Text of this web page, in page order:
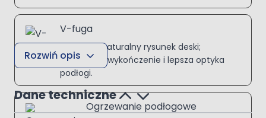
V-fuga
Podkreśla naturalny rysunek deski;
eleganckie wykończenie i lepsza optyka
podłogi.
Ogrzewanie podłogowe
Rozwiń opis
Dane techniczne